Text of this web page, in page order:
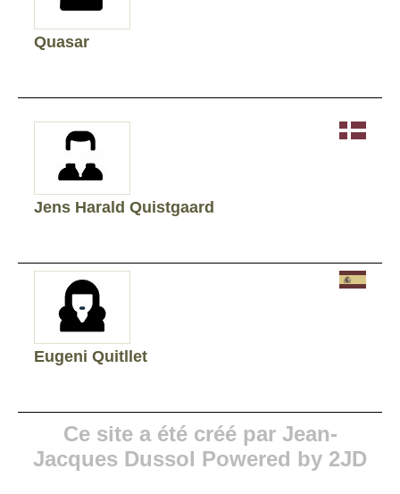
Quasar
Jens Harald Quistgaard
Eugeni Quitllet
Ce site a été créé par Jean-
Jacques Dussol Powered by 2JD